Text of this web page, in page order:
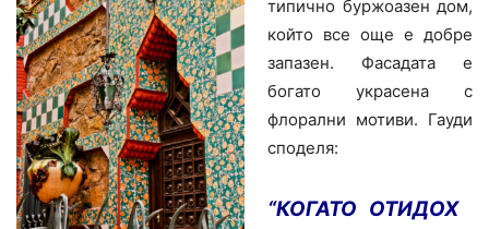
типично буржоазен дом,
който все още е добре
запазен. Фасадата е
богато украсена с
флорални мотиви. Гауди
споделя:
“КОГАТО ОТИДОХ